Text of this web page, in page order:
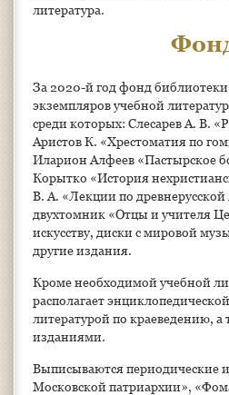
литература.
За 2020-й год фонд
экземпляров учебной
среди которых: Слесарев А. В.
Аристов К. «Хрестоматия по
Иларион Алфеев «Пастырское
Корытко «История
В. А. «Лекции по древнерусской
двухтомник «Отцы и учителя
искусству, диски с мировой
другие издания.
Кроме необходимой учебной
располагает
литературой по краеведению,
изданиями.
Выписываются периодические
Московской патриархии»,